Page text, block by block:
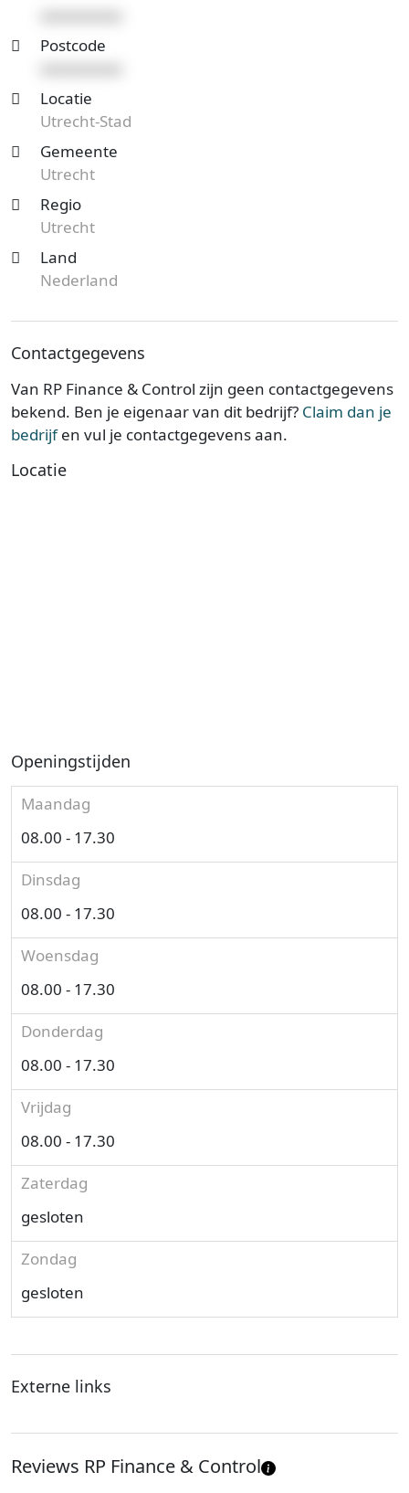
Postcode
Locatie
Utrecht-Stad
Gemeente
Utrecht
Regio
Utrecht
Land
Nederland
Contactgegevens
Van RP Finance & Control zijn geen contactgegevens
bekend. Ben je eigenaar van dit bedrijf? Claim dan je
bedrijfen vul je contactgegevens aan.
Locatie
Openingstijden
Maandag
08.00 - 17.30
Dinsdag
08.00 - 17.30
Woensdag
08.00 - 17.30
Donderdag
08.00 - 17.30
Vrijdag
08.00 - 17.30
Zaterdag
gesloten
Zondag
gesloten
Externe links
Reviews RP Finance & Control